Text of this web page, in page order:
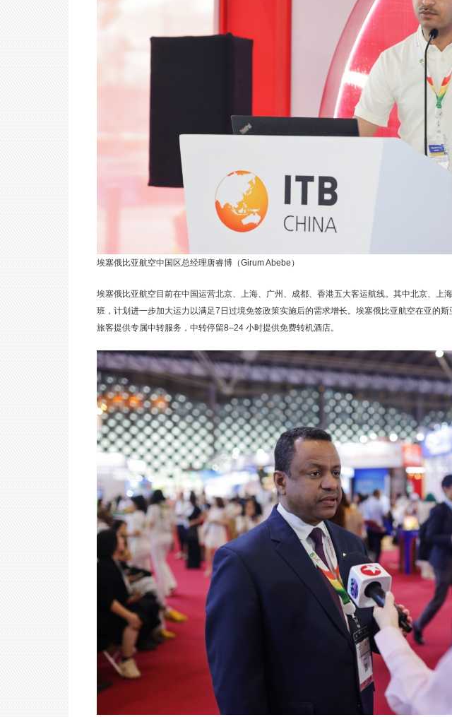
埃塞俄比亚航空中国区总经理唐睿博（Girum Abebe）
埃塞俄比亚航空目前在中国运营北京、上海、广州、成都、香港五大客运航线。其中北京、上
班，计划进一步加大运力以满足7日过境免签政策实施后的需求增长。埃塞俄比亚航空在亚的
旅客提供专属中转服务，中转停留8–24 小时提供免费转机酒店。